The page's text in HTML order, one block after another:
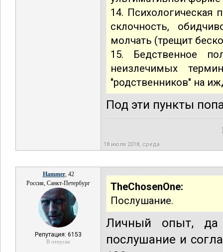
14. Психологическая
склочность,
молчать (трещит
15. Бедственное
неизлечимых
"родственников" на
Под эти пункты
18 июля 2018, среда
Hammer, 42
Россия, Санкт-Петербург
Репутация: 6153
В отпуске
TheChosenOne:
Послушание.
Личный опыт, да
послушание и